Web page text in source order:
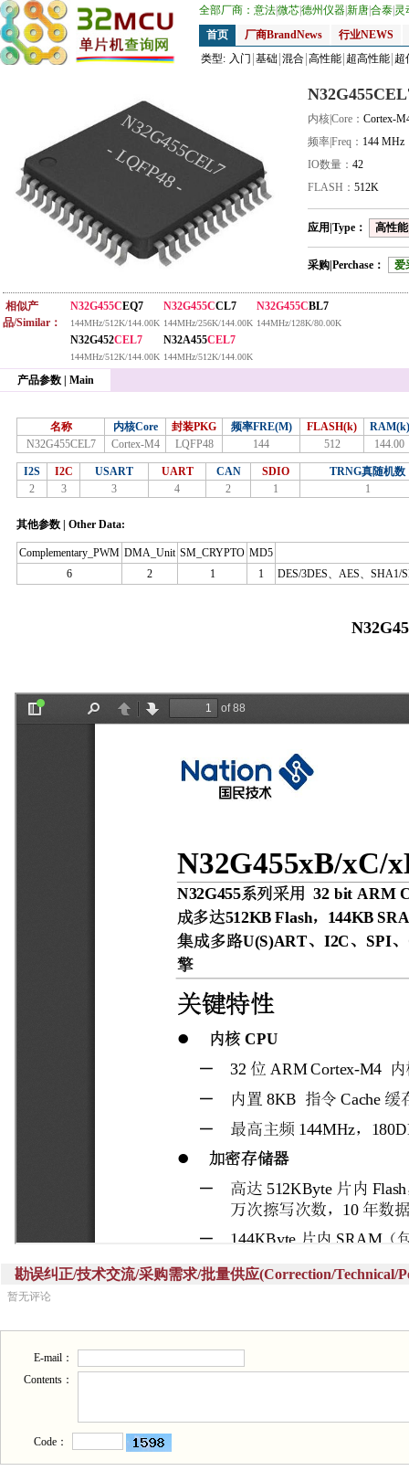
全部厂商： 意法微芯德州仪器新唐合泰 灵
首页
厂商BrandNews
行业NEWS
类型: 入门 基础 混合 高性能 超高性能 超
N32G455CEL7
- LQFP48 -
内核|Core： Cortex-
频率|Freq： 144 MHz
IO数量： 42
FLASH： 512K
应用|Type： 高性
采购|Perchase： 爱
相似产
品/Similar：
N32G455CEQ7
144MHz/512K/144.00K
N32G455CCL7
144MHz/256K/144.00K
N32G455CBL7
144MHz/128K/80.00K
N32G452CEL7
144MHz/512K/144.00K
N32A455CEL7
144MHz/512K/144.00K
产品参数 | Main
名称 内核Core 封装PKG 频率FRE(M) FLASH(k)
RAM(k)
N32G455CEL7
Cortex-M4 LQFP48 144 512 144.00
I2S I2C USART UART CAN SDIO
TRNG真随机数
2
3 3 4 2 1 1
其他参数 | Other Data:
Complementary_PWM DMA_Unit SM_CRYPTO MD5
6
2 1 1 DES/3DES、AES、SHA1/
勘误纠正/技术交流/采购需求/批量供应(Correction/Technical/
暂无评论
E-mail：
Contents：
Code：